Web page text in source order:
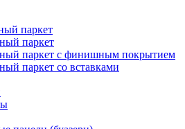
паркет
паркет
паркет с финишным покрытием
паркет со вставками